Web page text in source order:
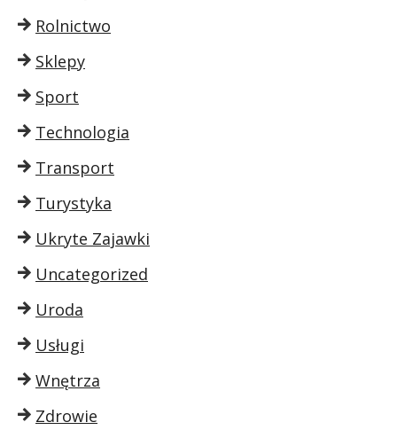
Rolnictwo
Sklepy
Sport
Technologia
Transport
Turystyka
Ukryte Zajawki
Uncategorized
Uroda
Usługi
Wnętrza
Zdrowie